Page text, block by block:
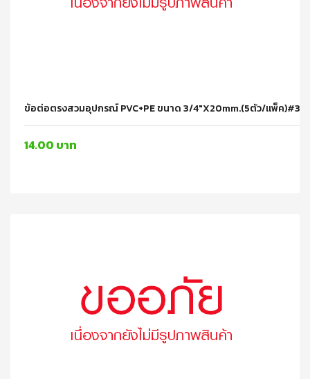
ข้อต่อตรงสวมอุปกรณ์ PVC+PE ขนาด 3/4"x20mm.(5ตัว/แพ็ค
14.00 บาท